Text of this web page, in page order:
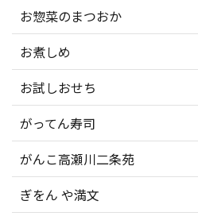
お惣菜のまつおか
お煮しめ
お試しおせち
がってん寿司
がんこ高瀬川二条苑
ぎをん や満文